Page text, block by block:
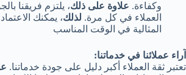
وكفاءة. علاوة على ذلك، يلتزم فريقنا
العملاء في كل مرة. لذلك، يمكنك
المثالية في الوقت المناسب
آراء عملائنا في خدماتنا:
تعتبر ثقة العملاء أكبر دليل على جودة خدماتنا.